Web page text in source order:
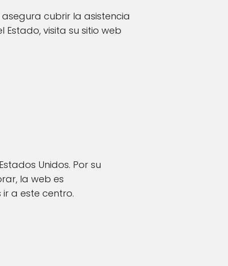
cubrir la asistencia
visita su sitio web
Unidos. Por su
la web es
a este centro.